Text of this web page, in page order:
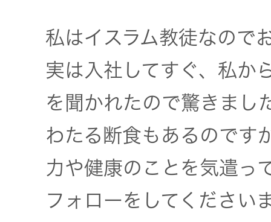
私はイスラム教徒なので
実は入社してすぐ、私か
を聞かれたので驚きまし
わたる断食もあるのです
力や健康のことを気遣っ
フォローをしてください